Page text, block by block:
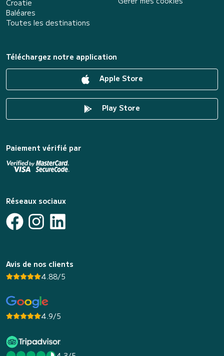
Croatie
Baléares
Toutes les destinations
Téléchargez notre application
Apple Store
Play Store
Paiement vérifié par
Réseaux sociaux
Avis de nos clients
4.88/5
4.9/5